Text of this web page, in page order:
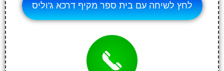
לחץ לשיחה עם בית ספר מקיף דרכא ג'וליס